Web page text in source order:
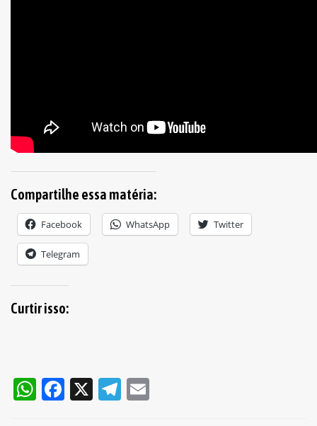
Compartilhe essa matéria:
Facebook WhatsApp Twitter
Telegram
Curtir isso:
WhatsApp
Facebook
X Telegram